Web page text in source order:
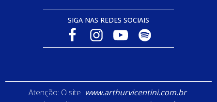
SIGA NAS REDES SOCIAIS
Atenção: O site www.arthurvicentini.com.br